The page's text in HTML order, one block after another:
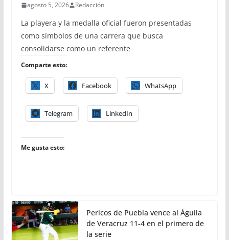
agosto 5, 2026 Redacción
La playera y la medalla oficial fueron presentadas
como símbolos de una carrera que busca
consolidarse como un referente
Comparte esto:
X Facebook WhatsApp
Telegram LinkedIn
Me gusta esto:
Pericos de Puebla vence al Águila
de Veracruz 11-4 en el primero de
la serie